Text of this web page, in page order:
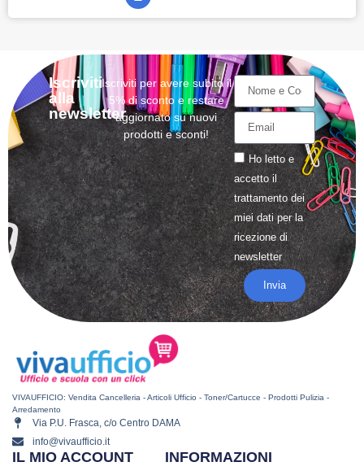
Iscriviti
alla
newsletter
Iscriviti per avere subito il
5% di sconto e restare
aggiornato su nuovi
prodotti e sconti!
Ho letto e
accetto il
trattamentodei
miei dati per la
ricezione di
newsletter
Invia
VIVAUFFICIO: Vendita Cancelleria - Articoli Ufficio - Toner/Cartucce - Prodotti Pulizia -
Arredamento
Via P.U. Frasca, c/o Centro DAMA
info@vivaufficio.it
INFORMAZIONI
IL MIO ACCOUNT